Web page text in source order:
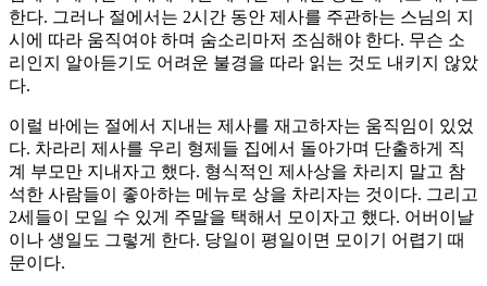
한다. 그러나 절에서는 2시간 동안 제사를 주관하는 스님의 지
시에 따라 움직여야 하며 숨소리마저 조심해야 한다. 무슨 소
리인지 알아듣기도 어려운 불경을 따라 읽는 것도 내키지 않았
다.
이럴 바에는 절에서 지내는 제사를 재고하자는 움직임이 있었
다. 차라리 제사를 우리 형제들 집에서 돌아가며 단출하게 직
계 부모만 지내자고 했다. 형식적인 제사상을 차리지 말고 참
석한 사람들이 좋아하는 메뉴로 상을 차리자는 것이다. 그리고
2세들이 모일 수 있게 주말을 택해서 모이자고 했다. 어버이날
이나 생일도 그렇게 한다. 당일이 평일이면 모이기 어렵기 때
문이다.